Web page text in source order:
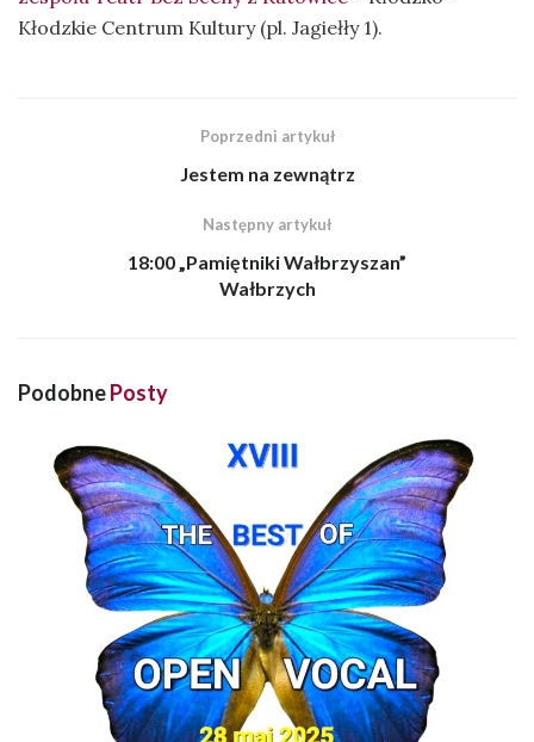
Kłodzkie Centrum Kultury (pl. Jagiełły 1).
Poprzedni artykuł
Jestem na zewnątrz
Następny artykuł
18:00 „Pamiętniki Wałbrzyszan”
Wałbrzych
PodobnePosty